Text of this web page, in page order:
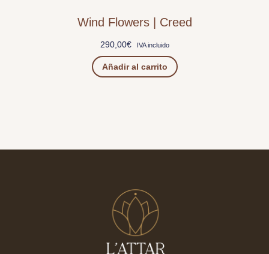
Wind Flowers | Creed
290,00€ IVA incluido
Añadir al carrito